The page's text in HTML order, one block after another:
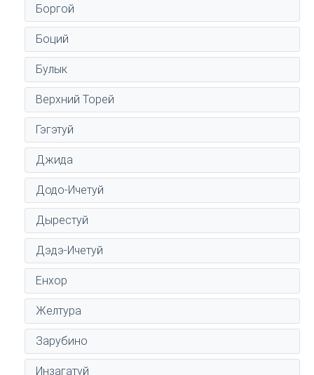
Боргой
Боций
Булык
Верхний Торей
Гэгэтуй
Джида
Додо-Ичетуй
Дырестуй
Дэдэ-Ичетуй
Енхор
Желтура
Зарубино
Инзагатуй